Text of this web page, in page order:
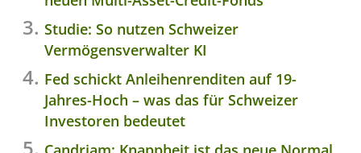
Studie: So nutzen Schweizer
Vermögensverwalter KI
Fed schickt Anleihenrenditen auf 19-
Jahres-Hoch – was das für Schweizer
Investoren bedeutet